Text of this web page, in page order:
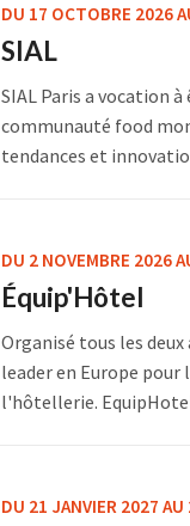
DU 17 OCTOBRE 2026
SIAL
SIAL Paris a vocation
communauté food
tendances et
DU 2 NOVEMBRE 2026
Équip'Hôtel
Organisé tous les
leader en Europe
l'hôtellerie.
DU 21 JANVIER 2027